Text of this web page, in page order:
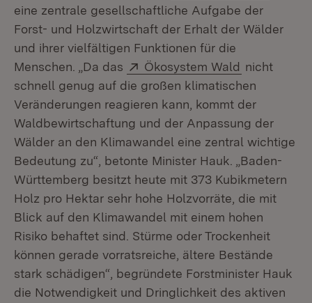
eine zentrale gesellschaftliche Aufgabe der
Forst- und Holzwirtschaft der Erhalt der Wälder
und ihrer vielfältigen Funktionen für die
Menschen. „Da das
Extern:
Ökosystem Wald (Öffnet in
nicht
schnell genug auf die großen klimatischen
Veränderungen reagieren kann, kommt der
Waldbewirtschaftung und der Anpassung der
Wälder an den Klimawandel eine zentral wichtige
Bedeutung zu“, betonte Minister Hauk. „Baden-
Württemberg besitzt heute mit 373 Kubikmetern
Holz pro Hektar sehr hohe Holzvorräte, die mit
Blick auf den Klimawandel mit einem hohen
Risiko behaftet sind. Stürme oder Trockenheit
können gerade vorratsreiche, ältere Bestände
stark schädigen“, begründete Forstminister Hauk
die Notwendigkeit und Dringlichkeit des aktiven